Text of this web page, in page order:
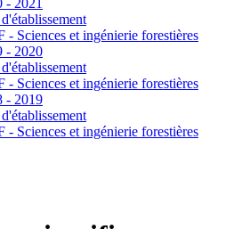
- 2021
- Sciences et ingénierie forestières
- 2020
- Sciences et ingénierie forestières
- 2019
- Sciences et ingénierie forestières